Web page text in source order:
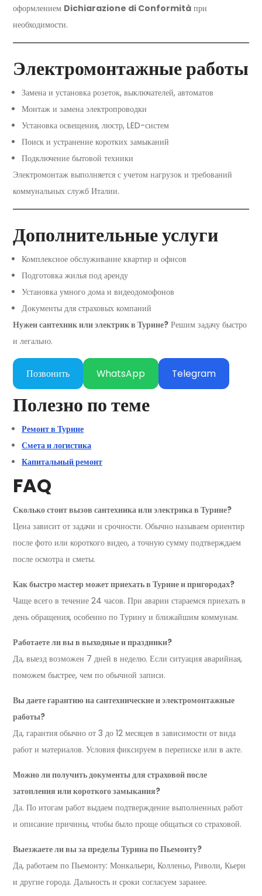
оформлением Dichiarazione di Conformità при
необходимости.
Электромонтажные работы
Замена и установка розеток, выключателей, автоматов
Монтаж и замена электропроводки
Установка освещения, люстр, LED-систем
Поиск и устранение коротких замыканий
Подключение бытовой техники
Электромонтаж выполняется с учетом нагрузок и требований
коммунальных служб Италии.
Дополнительные услуги
Комплексное обслуживание квартир и офисов
Подготовка жилья под аренду
Установка умного дома и видеодомофонов
Документы для страховых компаний
Нужен сантехник или электрик в Турине? Решим задачу быстро
и легально.
Позвонить WhatsApp Telegram
Полезно по теме
Ремонт в Турине
Смета и логистика
Капитальный ремонт
FAQ
Сколько стоит вызов сантехника или электрика в Турине?
Цена зависит от задачи и срочности. Обычно называем ориентир
после фото или короткого видео, а точную сумму подтверждаем
после осмотра и сметы.
Как быстро мастер может приехать в Турине и пригородах?
Чаще всего в течение 24 часов. При аварии стараемся приехать в
день обращения, особенно по Турину и ближайшим коммунам.
Работаете ли вы в выходные и праздники?
Да, выезд возможен 7 дней в неделю. Если ситуация аварийная,
поможем быстрее, чем по обычной записи.
Вы даете гарантию на сантехнические и электромонтажные
работы?
Да, гарантия обычно от 3 до 12 месяцев в зависимости от вида
работ и материалов. Условия фиксируем в переписке или в акте.
Можно ли получить документы для страховой после
затопления или короткого замыкания?
Да. По итогам работ выдаем подтверждение выполненных работ
и описание причины, чтобы было проще общаться со страховой.
Выезжаете ли вы за пределы Турина по Пьемонту?
Да, работаем по Пьемонту: Монкальери, Колленьо, Риволи, Кьери
и другие города. Дальность и сроки согласуем заранее.